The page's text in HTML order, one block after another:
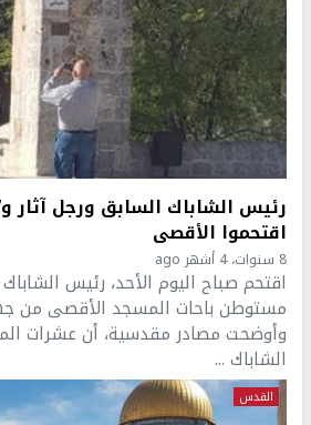
اقتحموا الأقصى
8 سنوات، 4 أشهر ago
مستوطن باحات المسجد الأقصى من
وأوضحت مصادر مقدسية، أن عشرات
الشاباك ...
القدس